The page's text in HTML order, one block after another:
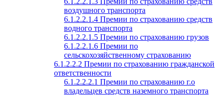
воздушного транспорта
6.1.2.2.1.4 Премии по страхованию средств
водного транспорта
6.1.2.2.1.5 Премии по страхованию грузов
6.1.2.2.1.6 Премии по
сельскохозяйственному страхованию
6.1.2.2.2 Премии по страхованию гражданской
ответственности
6.1.2.2.2.1 Премии по страхованию г.о
владельцев средств наземного транспорта